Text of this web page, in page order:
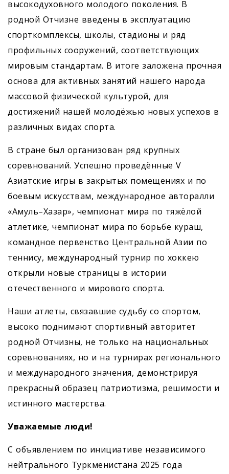
высокодуховного молодого поколения. В
родной Отчизне введены в эксплуатацию
спорткомплексы, школы, стадионы и ряд
профильных сооружений, соответствующих
мировым стандартам. В итоге заложена прочная
основа для активных занятий нашего народа
массовой физической культурой, для
достижений нашей молодёжью новых успехов в
различных видах спорта.
В стране был организован ряд крупных
соревнований. Успешно проведённые V
Азиатские игры в закрытых помещениях и по
боевым искусствам, международное авторалли
«Амуль–Хазар», чемпионат мира по тяжёлой
атлетике, чемпионат мира по борьбе кураш,
командное первенство Цент­ральной Азии по
теннису, международный турнир по хоккею
открыли новые страницы в истории
отечественного и мирового спорта.
Наши атлеты, связавшие судьбу со спортом,
высоко поднимают спортивный авторитет
родной Отчизны, не только на национальных
соревнованиях, но и на турнирах регионального
и международного значения, демонстрируя
прекрасный образец патриотизма, решимости и
истинного мастерства.
Уважаемые люди!
С объявлением по инициативе независимого
нейтрального Туркменистана 2025 года